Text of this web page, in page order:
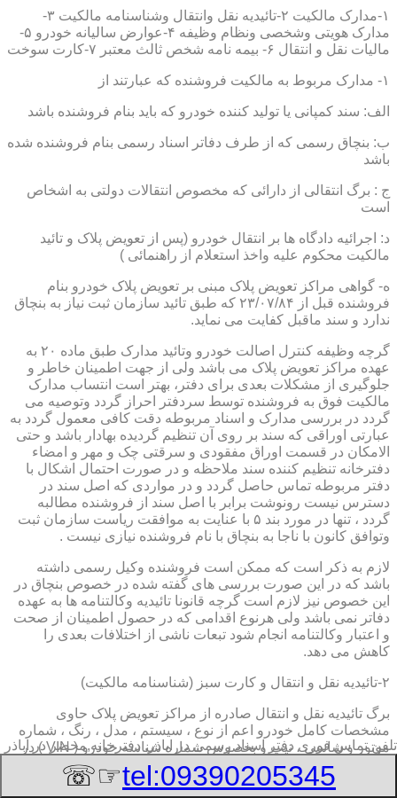
۱-مدارک مالکیت ۲-تائیدیه نقل وانتقال وشناسنامه مالکیت ۳-
مدارک هویتی وشخصی ونظام وظیفه ۴-عوارض سالیانه خودرو ۵-
مالیات نقل و انتقال ۶- بیمه نامه شخص ثالث معتبر ۷-کارت سوخت
۱- مدارک مربوط به مالکیت فروشنده که عبارتند از
الف: سند کمپانی یا تولید کننده خودرو که باید بنام فروشنده باشد
ب: بنچاق رسمی که از طرف دفاتر اسناد رسمی بنام فروشنده شده
باشد
ج : برگ انتقالی از دارائی که مخصوص انتقالات دولتی به اشخاص
است
د: اجرائیه دادگاه ها بر انتقال خودرو (پس از تعویض پلاک و تائید
مالکیت محکوم علیه واخذ استعلام از راهنمائی )
ه- گواهی مراکز تعویض پلاک مبنی بر تعویض پلاک خودرو بنام
فروشنده قبل از ۲۳/۰۷/۸۴ که طبق تائید سازمان ثبت نیاز به بنچاق
ندارد و سند ماقبل کفایت می نماید.
گرچه وظیفه کنترل اصالت خودرو وتائید مدارک طبق ماده ۲۰ به
عهده مراکز تعویض پلاک می باشد ولی از جهت اطمینان خاطر و
جلوگیری از مشکلات بعدی برای دفتر، بهتر است انتساب مدارک
مالکیت فوق به فروشنده توسط سردفتر احراز گردد وتوصیه می
گردد در بررسی مدارک و اسناد مربوطه دقت کافی معمول گردد به
عبارتی اوراقی که سند بر روی آن تنظیم گردیده بهادار باشد و حتی
الامکان در قسمت اوراق مفقودی و سرقتی چک و مهر و امضاء
دفترخانه تنظیم کننده سند ملاحظه و در صورت احتمال اشکال با
دفتر مربوطه تماس حاصل گردد و در مواردی که اصل سند در
دسترس نیست رونوشت برابر با اصل سند از فروشنده مطالبه
گردد ، تنها در مورد بند ۵ با عنایت به موافقت ریاست سازمان ثبت
وتوافق کانون با ناجا به بنچاق با نام فروشنده نیازی نیست .
لازم به ذکر است که ممکن است فروشنده وکیل رسمی داشته
باشد که در این صورت بررسی های گفته شده در خصوص بنچاق در
این خصوص نیز لازم است گرچه قانونا تائیدیه وکالتنامه ها به عهده
دفاتر نمی باشد ولی هرنوع اقدامی که در حصول اطمینان از صحت
و اعتبار وکالتنامه انجام شود تبعات ناشی از اختلافات بعدی را
کاهش می دهد.
۲-تائیدیه نقل و انتقال و کارت سبز (شناسنامه مالکیت)
برگ تائیدیه نقل و انتقال صادره از مراکز تعویض پلاک حاوی
مشخصات کامل خودرو اعم از نوع ، سیستم ، مدل ، رنگ ، شماره
موتور و شاسی ، تیپ و بخصوس شماره شناسه خودرو ( VIN ) در
صدر صفحه و مشخصات فروشنده و خریدار اعم از مشخصات
سجلی و شماره ملی و کدپستی و آدرس و شماره انتظامی
تلفن تماس فوری دفتر اسناد رسمی در اباذر, دفترخانه,محضر در اباذر
tel:09390205345
☞☏